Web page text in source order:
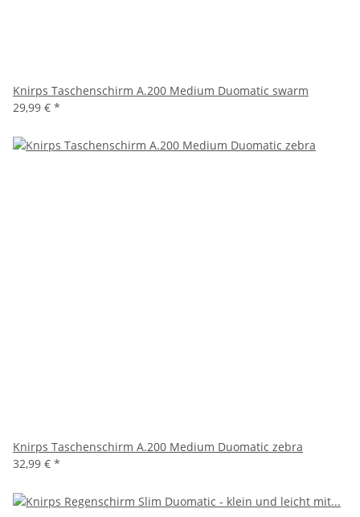
Knirps Taschenschirm A.200 Medium Duomatic swarm
29,99 € *
Knirps Taschenschirm A.200 Medium Duomatic zebra
32,99 € *